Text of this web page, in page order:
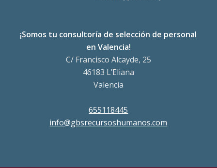
¡Somos tu consultoría de selección de personal
en Valencia!
C/ Francisco Alcayde, 25
46183 L’Eliana
Valencia
655118445
info@gbsrecursoshumanos.com